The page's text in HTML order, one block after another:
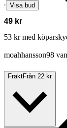
∙ Visa bud
49 kr
53 kr med
moahhansson98
FraktFrån 22 kr